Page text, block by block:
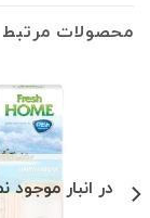
محصولات مرتبط
در انبار موجود